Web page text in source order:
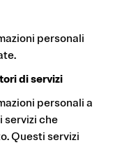
personali
di servizi
personali a
servizi che
Questi servizi